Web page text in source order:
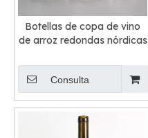
Botellas de copa de vino
de arroz redondas nórdicas
Consulta